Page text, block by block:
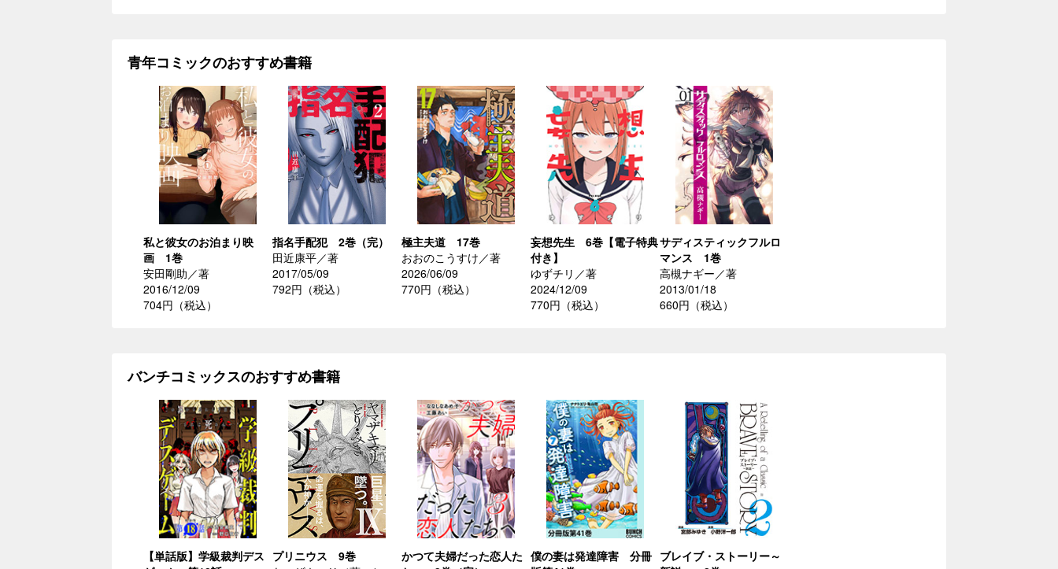
青年コミックのおすすめ書籍
私と彼女のお泊まり映
画 1巻
安田剛助／著
2016/12/09
704円（税込）
指名手配犯 2巻（完）
田近康平／著
2017/05/09
792円（税込）
極主夫道 17巻
おおのこうすけ／著
2026/06/09
770円（税込）
妄想先生 6巻【電子特典
付き】
ゆずチリ／著
2024/12/09
770円（税込）
サディスティックフルロ
マンス 1巻
高槻ナギー／著
2013/01/18
660円（税込）
バンチコミックスのおすすめ書籍
【単話版】学級裁判デス プリニウス 9巻
かつて夫婦だった恋人た 僕の妻は発達障害 分冊 ブレイブ・ストーリー～